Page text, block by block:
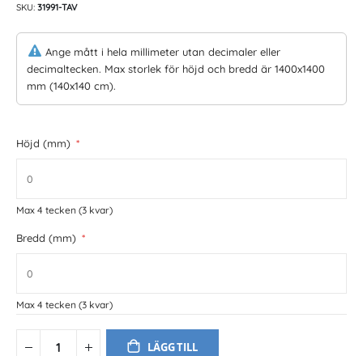
SKU 31991-TAV
Ange mått i hela millimeter utan decimaler eller
decimaltecken. Max storlek för höjd och bredd är 1400x1400
mm (140x140 cm).
Höjd (mm)
Max 4 tecken (3 kvar)
Bredd (mm)
Max 4 tecken (3 kvar)
LÄGG TILL